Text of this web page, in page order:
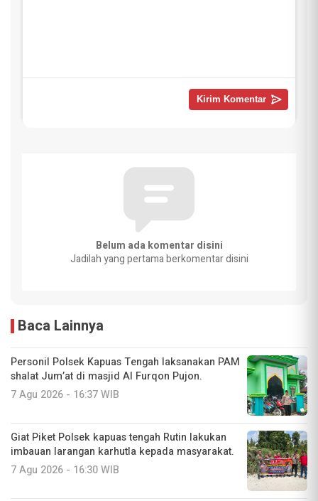
Belum ada komentar disini
Jadilah yang pertama berkomentar disini
Baca Lainnya
Personil Polsek Kapuas Tengah laksanakan PAM
shalat Jum’at di masjid Al Furqon Pujon.
7 Agu 2026 - 16:37 WIB
Giat Piket Polsek kapuas tengah Rutin lakukan
imbauan larangan karhutla kepada masyarakat.
7 Agu 2026 - 16:30 WIB